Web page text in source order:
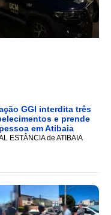
GGI interdita três
e prende
em Atibaia
ESTÂNCIA de ATIBAIA